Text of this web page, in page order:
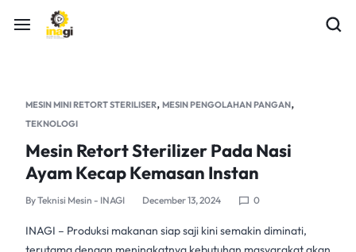
MESIN MINI RETORT STERILISER, MESIN PENGOLAHAN PANGAN,
TEKNOLOGI
Mesin Retort Sterilizer Pada Nasi
Ayam Kecap Kemasan Instan
ByTeknisi Mesin - INAGI December 13, 2024 0
INAGI – Produksi makanan siap saji kini semakin diminati,